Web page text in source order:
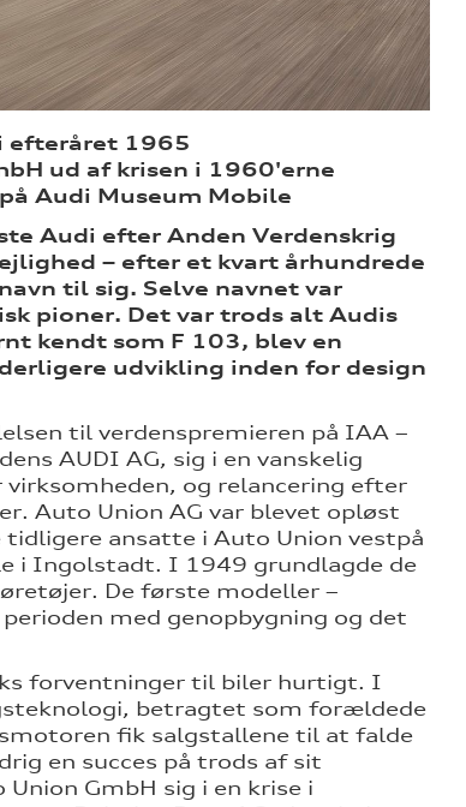
efteråret 1965
ud af krisen i 1960'erne
Audi Museum Mobile
Audi efter Anden Verdenskrig
– efter et kvart århundrede
til sig. Selve navnet var
pioner. Det var trods alt Audis
kendt som F 103, blev en
udvikling inden for design
til verdenspremieren på IAA –
AUDI AG, sig i en vanskelig
og relancering efter
Auto Union AG var blevet opløst
ansatte i Auto Union vestpå
i Ingolstadt. I 1949 grundlagde de
De første modeller –
med genopbygning og det
forventninger til biler hurtigt. I
betragtet som forældede
fik salgstallene til at falde
en succes på trods af sit
GmbH sig i en krise i